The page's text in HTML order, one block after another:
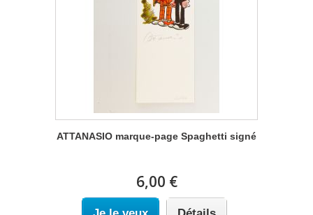
ATTANASIO marque-page Spaghetti signé
6,00 €